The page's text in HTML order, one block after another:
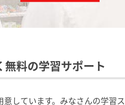
料の学習サポート
しています。みなさんの学習